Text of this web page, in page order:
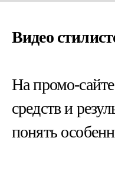
Видео
На промо-
средств и
понять